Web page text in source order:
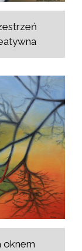
oknem